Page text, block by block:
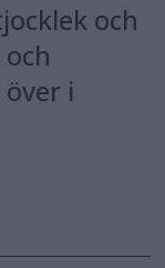
och
i